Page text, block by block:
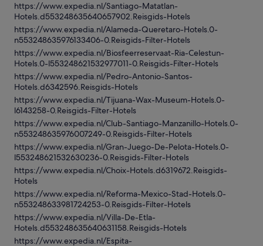
https://www.expedia.nl/Santiago-Matatlan-
Hotels.d553248635640657902.Reisgids-Hotels
https://www.expedia.nl/Alameda-Queretaro-Hotels.0-
n553248635976133406-0.Reisgids-Filter-Hotels
https://www.expedia.nl/Biosfeerreservaat-Ria-Celestun-
Hotels.0-l553248621532977011-0.Reisgids-Filter-Hotels
https://www.expedia.nl/Pedro-Antonio-Santos-
Hotels.d6342596.Reisgids-Hotels
https://www.expedia.nl/Tijuana-Wax-Museum-Hotels.0-
l6143258-0.Reisgids-Filter-Hotels
https://www.expedia.nl/Club-Santiago-Manzanillo-Hotels.0-
n553248635976007249-0.Reisgids-Filter-Hotels
https://www.expedia.nl/Gran-Juego-De-Pelota-Hotels.0-
l553248621532630236-0.Reisgids-Filter-Hotels
https://www.expedia.nl/Choix-Hotels.d6319672.Reisgids-
Hotels
https://www.expedia.nl/Reforma-Mexico-Stad-Hotels.0-
n553248633981724253-0.Reisgids-Filter-Hotels
https://www.expedia.nl/Villa-De-Etla-
Hotels.d553248635640631158.Reisgids-Hotels
https://www.expedia.nl/Espita-